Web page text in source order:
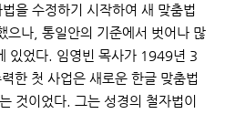
을 수정하기 시작하여 새 맞춤법
으나, 통일안의 기준에서 벗어나 많
있었다. 임영빈 목사가 1949년 3
한 첫 사업은 새로운 한글 맞춤법
것이었다. 그는 성경의 철자법이